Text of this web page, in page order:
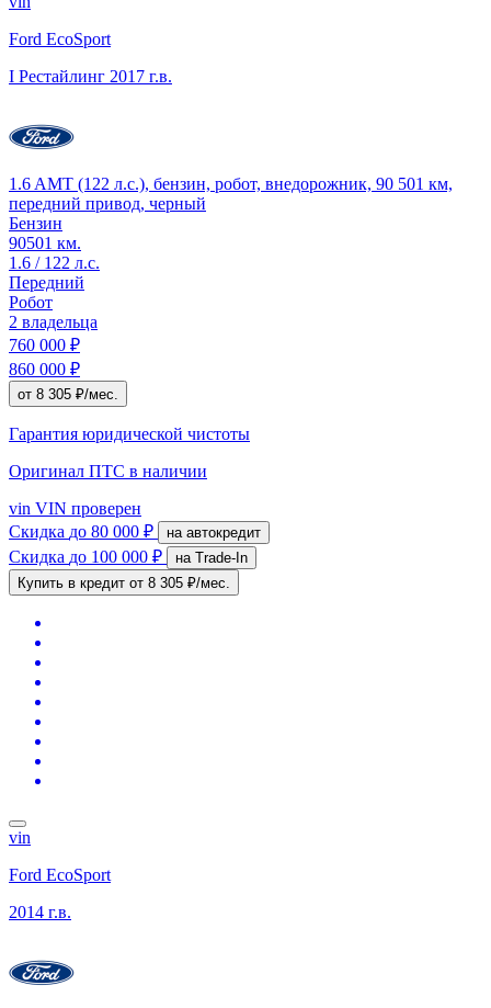
Ford EcoSport
I Рестайлинг 2017 г.в.
1.6 AMT (122 л.с.), бензин, робот, внедорожник, 90 501 км,
передний привод, черный
Бензин
90501 км.
1.6 / 122 л.с.
Передний
Робот
2 владельца
760 000 ₽
860 000 ₽
от 8 305 ₽/мес.
Гарантия юридической чистоты
Оригинал ПТС в наличии
vin VIN проверен
Скидка до 80 000 ₽ на автокредит
Скидка до 100 000 ₽
на Trade-In
Купить в кредит от 8 305 ₽/мес.
vin
Ford EcoSport
2014 г.в.